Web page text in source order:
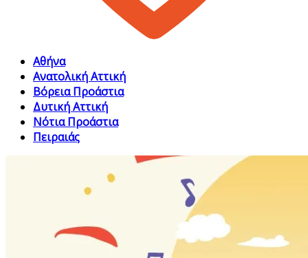
Αθήνα
Ανατολική Αττική
Βόρεια Προάστια
Δυτική Αττική
Νότια Προάστια
Πειραιάς